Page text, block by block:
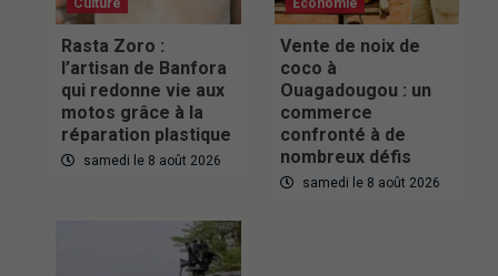
Culture
Rasta Zoro :
l’artisan de Banfora
qui redonne vie aux
motos grâce à la
réparation plastique
samedi le 8 août 2026
Economie
Vente de noix de
coco à
Ouagadougou : un
commerce
confronté à de
nombreux défis
samedi le 8 août 2026